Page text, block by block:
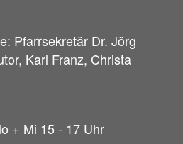
Pfarrsekretär Dr. Jörg
Karl Franz, Christa
+ Mi 15 - 17 Uhr